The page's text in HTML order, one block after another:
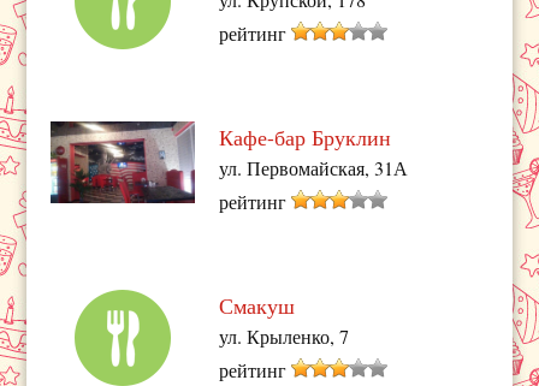
рейтинг
Кафе-бар Бруклин
ул. Первомайская, 31А
рейтинг
Смакуш
ул. Крыленко, 7
рейтинг